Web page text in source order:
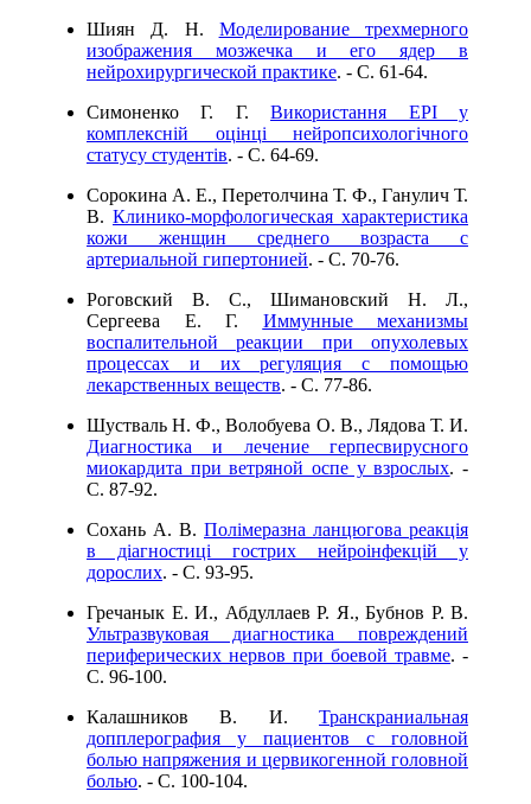
Шиян Д. Н. Моделирование трехмерного
изображения мозжечка и его ядер в
нейрохирургической практике. - C. 61-64.
Симоненко Г. Г.Використання ЕРІ у
комплексній оцінці нейропсихологічного
статусу студентів. - C. 64-69.
Сорокина А. Е., Перетолчина Т. Ф., Ганулич Т.
В. Клинико-морфологическая характеристика
кожи женщин среднего возраста с
артериальной гипертонией. - C. 70-76.
Роговский В. С., Шимановский Н. Л.,
Сергеева Е. Г. Иммунные механизмы
воспалительной реакции при опухолевых
процессах и их регуляция с помощью
лекарственных веществ. - C. 77-86.
Шустваль Н. Ф., Волобуева О. В., Лядова Т. И.
Диагностика и лечение герпесвирусного
миокардита при ветряной оспе у взрослых. -
C. 87-92.
Сохань А. В. Полімеразна ланцюгова реакція
в діагностиці гострих нейроінфекцій у
дорослих. - C. 93-95.
Гречанык Е. И., Абдуллаев Р. Я., Бубнов Р. В.
Ультразвуковая диагностика повреждений
периферических нервов при боевой травме. -
C. 96-100.
Калашников В. И. Транскраниальная
допплерография у пациентов с головной
болью напряжения и цервикогенной головной
болью. - C. 100-104.